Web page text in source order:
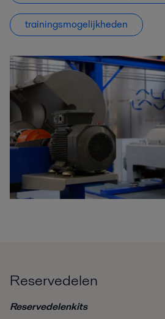
trainingsmogelijkheden
Reservedelen
Reservedelenkits